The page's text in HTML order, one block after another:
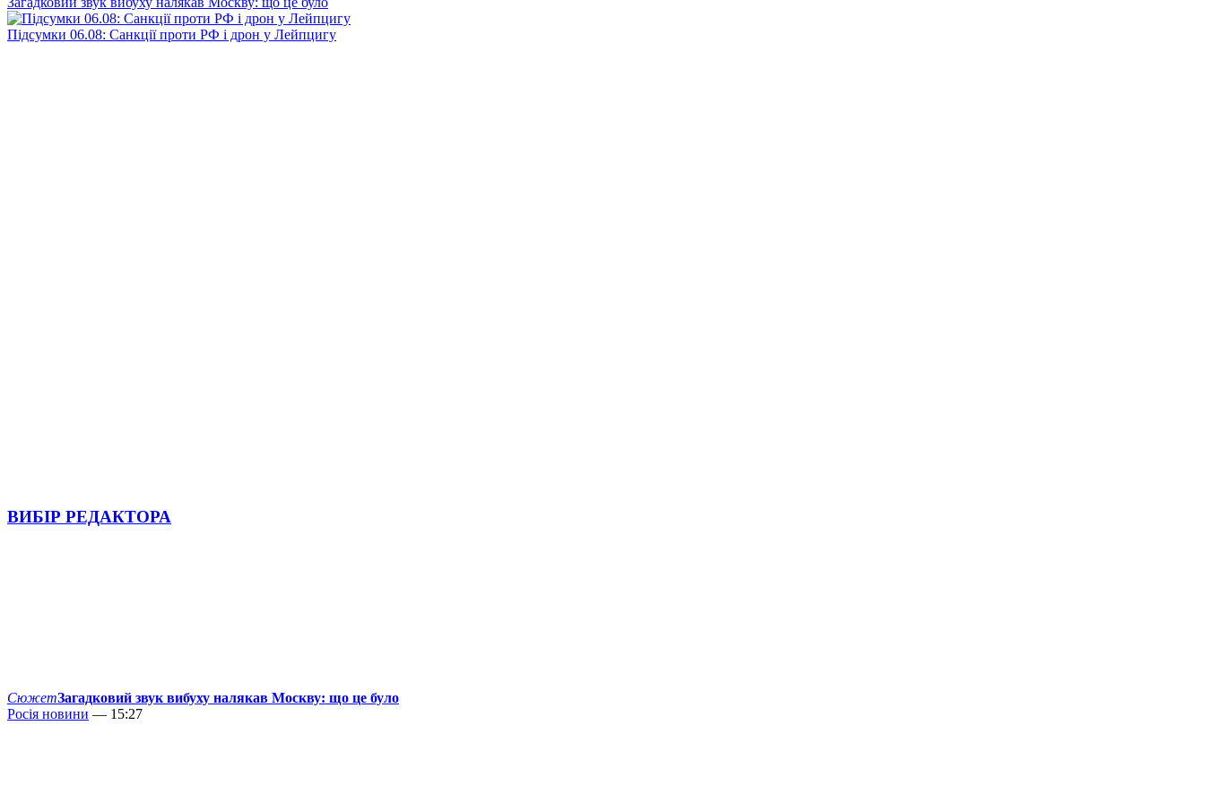
Підсумки 06.08: Санкції проти РФ і дрон у Лейпцигу
ВИБІР РЕДАКТОРА
СюжетЗагадковий звук вибуху налякав Москву: що це було
Росія новини — 15:27